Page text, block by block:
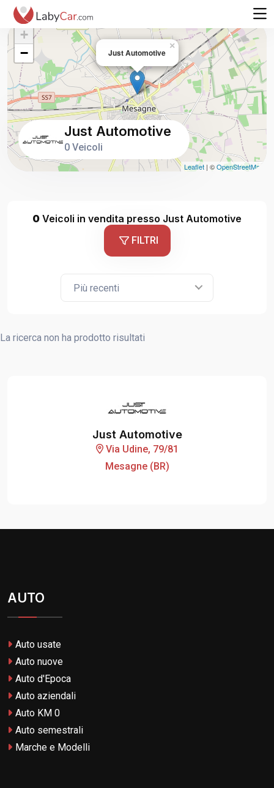
Just Automotive
×
+
−
Leaflet | ©OpenStreetMap
Just Automotive
0 Veicoli
0 Veicoli in vendita presso Just Automotive
FILTRI
Più recenti
La ricerca non ha prodotto risultati
Just Automotive
Via Udine, 79/81
Mesagne (BR)
AUTO
Auto usate
Auto nuove
Auto d'Epoca
Auto aziendali
Auto KM 0
Auto semestrali
Marche e Modelli